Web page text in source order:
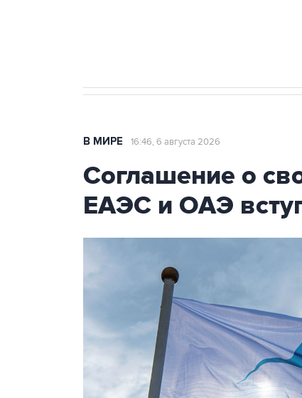
В МИРЕ 16:46, 6 августа 2026
Соглашение о
ЕАЭС и ОАЭ